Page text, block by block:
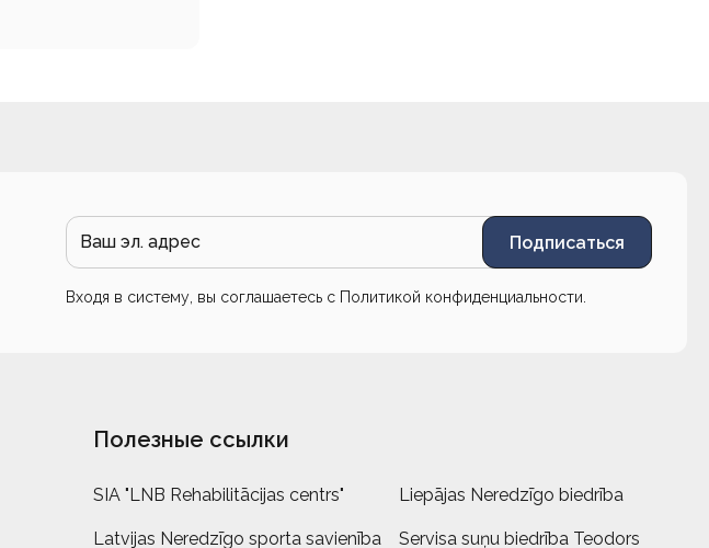
Подписаться
Входя в систему, вы соглашаетесь с Политикой конфиденциальности
Полезные ссылки
SIA "LNB Rehabilitācijas centrs" Liepājas Neredzīgo biedrība
Latvijas Neredzīgo sporta savienība Servisa suņu biedrība Teodors